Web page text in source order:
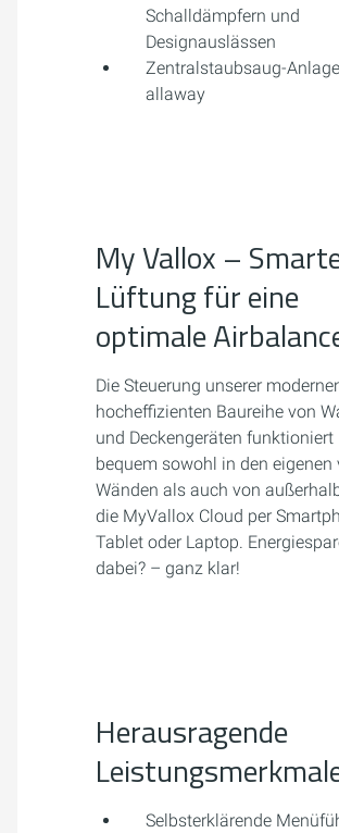
Schalldämpfern und
Designauslässen
Zentralstaubsaug-
allaway
My Vallox –
Lüftung für eine
optimale
Die Steuerung unserer
hocheffizienten Baureihe von
und Deckengeräten funktioniert
bequem sowohl in den eigenen
Wänden als auch von
die MyVallox Cloud per
Tablet oder Laptop.
dabei? – ganz klar!
Herausragende
Selbsterklärende